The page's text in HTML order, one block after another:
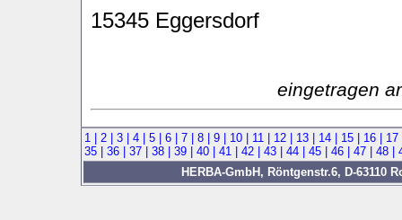
15345 Eggersdorf
eingetragen
1 | 2 | 3 | 4 | 5 | 6 | 7 | 8 | 9 | 10 | 11 | 12 | 13 | 14 | 15 | 16 |
35 | 36 | 37 | 38 | 39 | 40 | 41 | 42 | 43 | 44 | 45 | 46 | 47 | 48 |
HERBA-GmbH, Röntgenstr.6, D-63110